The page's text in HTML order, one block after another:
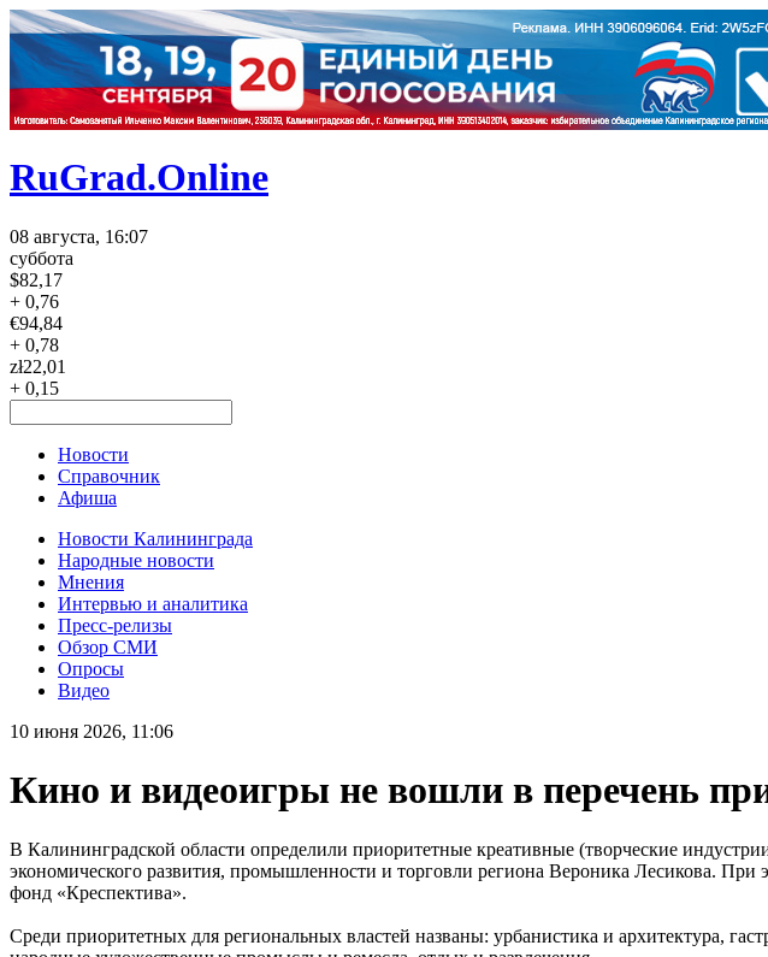
RuGrad.Online
08 августа, 16:07
суббота
$82,17
+ 0,76
€94,84
+ 0,78
zł22,01
+ 0,15
Новости
Справочник
Афиша
Новости Калининграда
Народные новости
Мнения
Интервью и аналитика
Пресс-релизы
Обзор СМИ
Опросы
Видео
10 июня 2026, 11:06
Кино и видеоигры не вошли в перечень
В Калининградской области определили приоритетные креативные (творческие
экономического развития, промышленности и торговли региона Вероника Лесикова. При
фонд «Креспектива».
Среди приоритетных для региональных властей названы: урбанистика и архитектура,